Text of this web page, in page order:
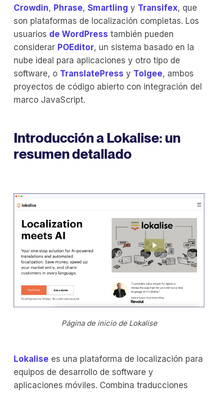
Crowdin, Phrase, Smartling y Transifex, que
son plataformas de localización completas. Los
usuarios de WordPress también pueden
considerar POEditor, un sistema basado en la
nube ideal para aplicaciones y otro tipo de
software, o TranslatePress y Tolgee, ambos
proyectos de código abierto con integración del
marco JavaScript.
Introducción a Lokalise: un
resumen detallado
Página de inicio de Lokalise
Lokalise es una plataforma de localización para
equipos de desarrollo de software y
aplicaciones móviles. Combina traducciones